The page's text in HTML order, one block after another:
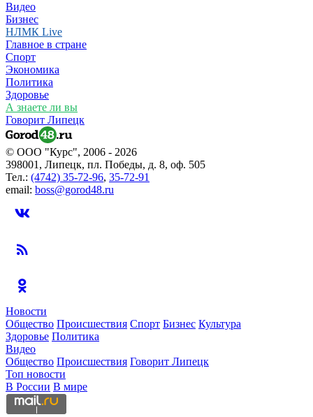
Видео
Бизнес
НЛМК Live
Главное в стране
Спорт
Экономика
Политика
Здоровье
А знаете ли вы
Говорит Липецк
© ООО "Курс", 2006 - 2026
398001, Липецк, пл. Победы, д. 8, оф. 505
Тел.: (4742) 35-72-96, 35-72-91
email: boss@gorod48.ru
Новости
Общество Происшествия Спорт Бизнес Культура
Здоровье Политика
Видео
Общество Происшествия Говорит Липецк
Топ новости
В России В мире